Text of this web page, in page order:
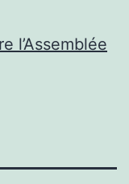
l’Assemblée